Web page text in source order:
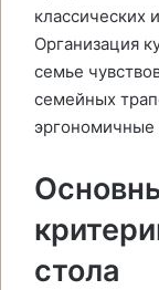
классических
Организация
семье
семейных
эргономичные
стола